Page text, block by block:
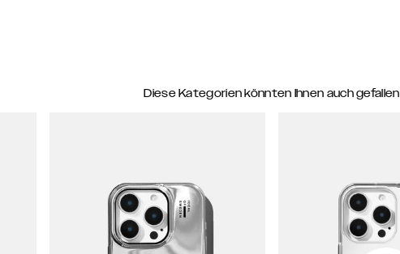
Diese Kategorien könnten Ihnen auch gefallen